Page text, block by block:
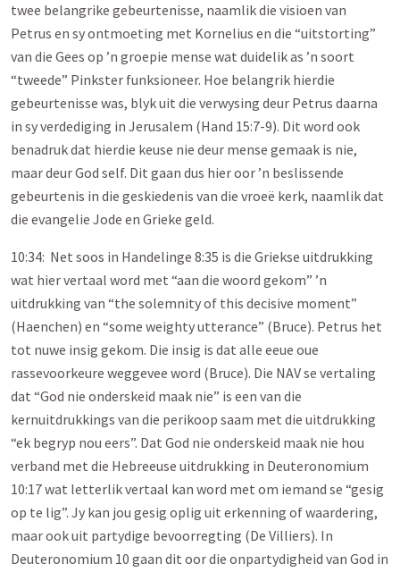
twee belangrike gebeurtenisse, naamlik die visioen van
Petrus en sy ontmoeting met Kornelius en die “uitstorting”
van die Gees op ’n groepie mense wat duidelik as ’n soort
“tweede” Pinkster funksioneer. Hoe belangrik hierdie
gebeurtenisse was, blyk uit die verwysing deur Petrus daarna
in sy verdediging in Jerusalem (Hand 15:7-9). Dit word ook
benadruk dat hierdie keuse nie deur mense gemaak is nie,
maar deur God self. Dit gaan dus hier oor ’n beslissende
gebeurtenis in die geskiedenis van die vroeë kerk, naamlik dat
die evangelie Jode en Grieke geld.
10:34: Net soos in Handelinge 8:35 is die Griekse uitdrukking
wat hier vertaal word met “aan die woord gekom” ’n
uitdrukking van “the solemnity of this decisive moment”
(Haenchen) en “some weighty utterance” (Bruce). Petrus het
tot nuwe insig gekom. Die insig is dat alle eeue oue
rassevoorkeure weggevee word (Bruce). Die NAV se vertaling
dat “God nie onderskeid maak nie” is een van die
kernuitdrukkings van die perikoop saam met die uitdrukking
“ek begryp nou eers”. Dat God nie onderskeid maak nie hou
verband met die Hebreeuse uitdrukking in Deuteronomium
10:17 wat letterlik vertaal kan word met om iemand se “gesig
op te lig”. Jy kan jou gesig oplig uit erkenning of waardering,
maar ook uit partydige bevoorregting (De Villiers). In
Deuteronomium 10 gaan dit oor die onpartydigheid van God in